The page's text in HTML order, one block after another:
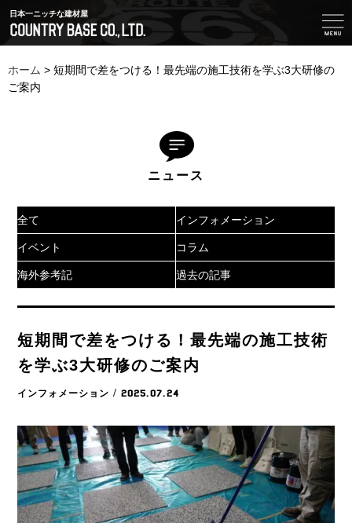
日本一ニッチな建材屋
ホーム > 短期間で差をつける！最先端の施工技術を学ぶ3大研修の
ご案内
ニュース
全て インフォメーション
イベント コラム
海外参考記 過去の記事
短期間で差をつける！最先端の施工技術
を学ぶ3大研修のご案内
インフォメーション / 2025.07.24